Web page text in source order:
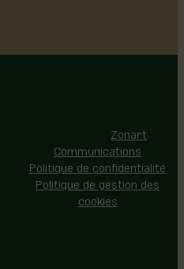
Zonart
Communications
Politique de confidentialité
Politique de gestion des
cookies